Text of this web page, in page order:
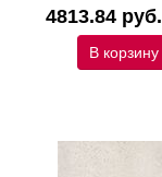
4813.84 руб.
В корзину